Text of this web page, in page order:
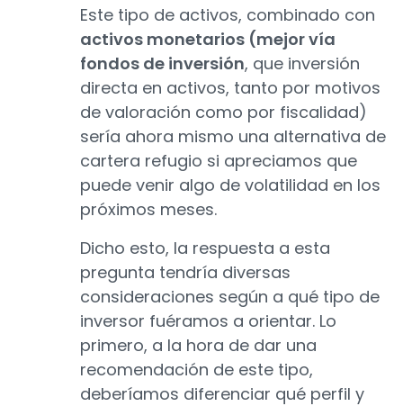
Este tipo de activos, combinado con
activos monetarios (mejor vía
fondos de inversión, que inversión
directa en activos, tanto por motivos
de valoración como por fiscalidad)
sería ahora mismo una alternativa de
cartera refugio si apreciamos que
puede venir algo de volatilidad en los
próximos meses.
Dicho esto, la respuesta a esta
pregunta tendría diversas
consideraciones según a qué tipo de
inversor fuéramos a orientar. Lo
primero, a la hora de dar una
recomendación de este tipo,
deberíamos diferenciar qué perfil y